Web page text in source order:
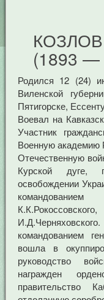
КОЗЛОВ
(1893 —
Родился 12 (24)
Виленской
Пятигорске,
Воевал на
Участник
Военную
Отечественную
Курской дуге,
освобождении
командованием
вошла в
руководство
награжден
правительство